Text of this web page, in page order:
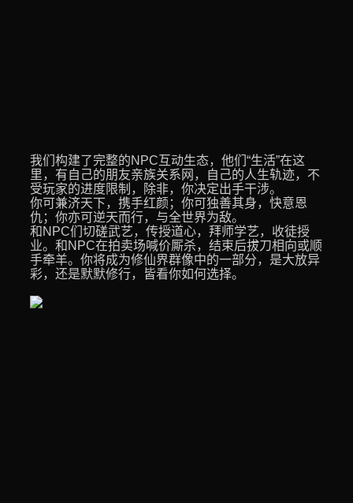
我们构建了完整的NPC互动生态，他们“生活”在这
里，有自己的朋友亲族关系网，自己的人生轨迹，不
受玩家的进度限制，除非，你决定出手干涉。
你可兼济天下，携手红颜；你可独善其身，快意恩
仇；你亦可逆天而行，与全世界为敌。
和NPC们切磋武艺，传授道心，拜师学艺，收徒授
业。和NPC在拍卖场喊价厮杀，结束后拔刀相向或顺
手牵羊。你将成为修仙界群像中的一部分，是大放异
彩，还是默默修行，皆看你如何选择。